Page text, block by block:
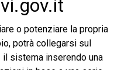
o potenziare la propria
potrà collegarsi sul
il sistema inserendo una